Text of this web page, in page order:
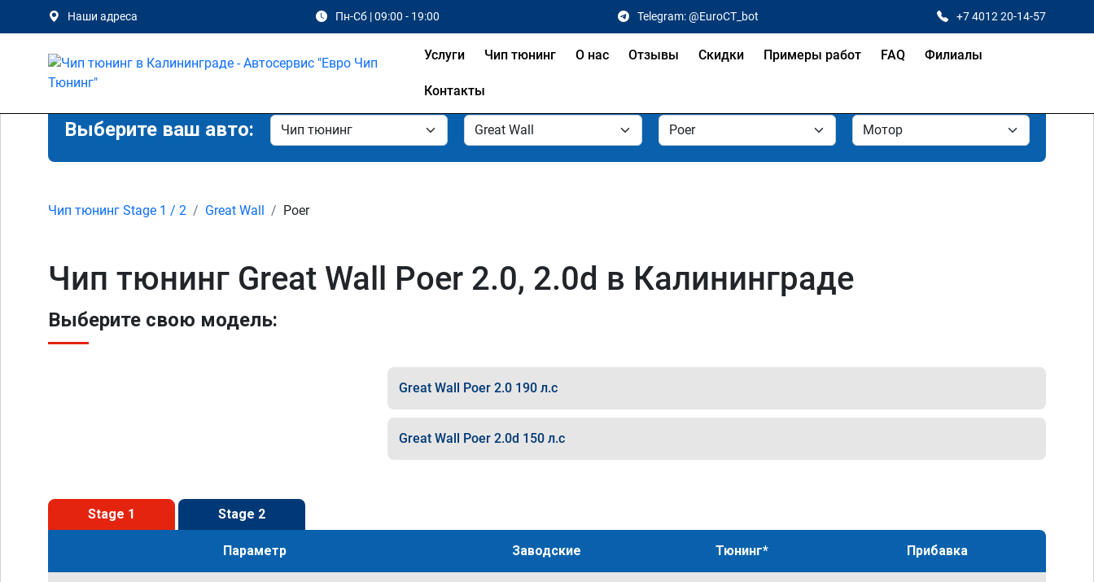
Наши адреса Пн-Сб | 09:00 - 19:00 Telegram: @EuroCT_bot +7 4012 20-14-57
Услуги Чип тюнинг О нас Отзывы Скидки Примеры работ FAQ Филиалы
Контакты
Выберите ваш авто:
Чип тюнинг Stage 1 / 2 Great Wall Poer
Чип тюнинг Great Wall Poer 2.0, 2.0d в Калининграде
Выберите свою модель:
Great Wall Poer 2.0 190 л.с
Great Wall Poer 2.0d 150 л.с
Stage 1 Stage 2
Параметр Заводские Тюнинг* Прибавка